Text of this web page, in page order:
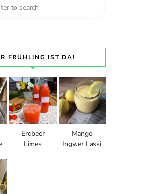
FRÜHLING IST DA!
Erdbeer
Limes
Mango
Ingwer Lassi